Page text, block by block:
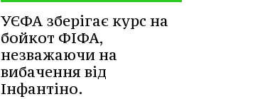
УЄФА зберігає курс на
бойкот ФІФА,
незважаючи на
вибачення від
Інфантіно.